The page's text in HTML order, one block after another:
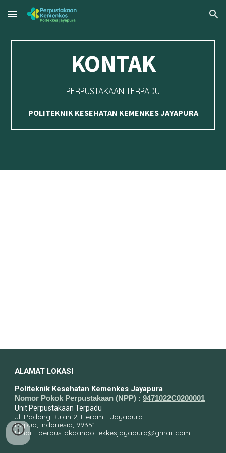
Skip to main content Skip to navigation
KONTAK
PERPUSTAKAAN TERPADU
POLITEKNIK KESEHATAN KEMENKES JAYAPURA
ALAMAT LOKASI
Politeknik Kesehatan Kemenkes Jayapura
Nomor Pokok Perpustakaan (NPP) :9471022C0200001
Unit Perpustakaan Terpadu
Jl. Padang Bulan 2, Heram - Jayapura
Papua, Indonesia, 99351
Email : perpustakaanpoltekkesjayapura@gmail.com